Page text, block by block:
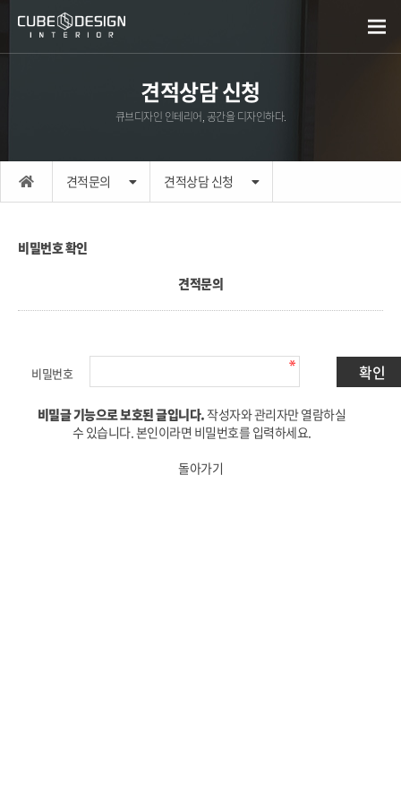
견적상담 신청
큐브디자인 인테리어, 공간을 디자인하다.
견적문의 견적상담 신청
비밀번호 확인
견적문의
비밀번호
비밀글 기능으로 보호된 글입니다. 작성자와 관리자만 열람하실
수 있습니다. 본인이라면 비밀번호를 입력하세요.
돌아가기